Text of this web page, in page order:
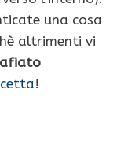
una cosa
altrimenti vi
!